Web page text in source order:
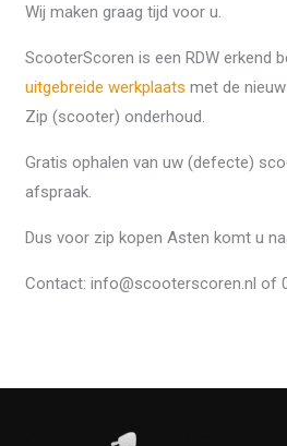
Wij maken graag tijd voor u.
ScooterScoren is een RDW erkend
uitgebreide werkplaats met de
Zip (scooter) onderhoud.
Gratis ophalen van uw (defecte)
afspraak.
Dus voor zip kopen Asten komt u
Contact: info@scooterscoren.nl of